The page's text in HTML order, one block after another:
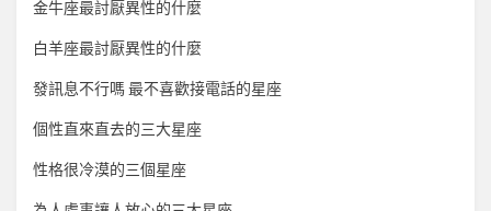
金牛座最討厭異性的什麼
白羊座最討厭異性的什麼
發訊息不行嗎 最不喜歡接電話的星座
個性直來直去的三大星座
性格很冷漠的三個星座